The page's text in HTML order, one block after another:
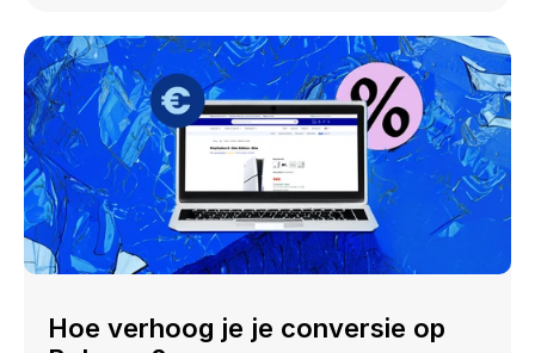
Hoe verhoog je je conversie op